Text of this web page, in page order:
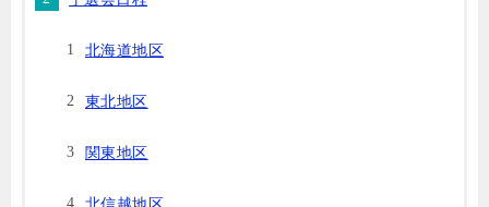
北海道地区
東北地区
関東地区
北信越地区